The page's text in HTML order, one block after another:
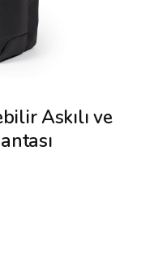
Askılı ve